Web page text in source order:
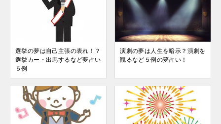
選挙の夢は自己主張の表れ！？
選挙カー・出馬するなど夢占い
５例
演劇の夢は人生を暗示？演劇を
観るなど５例の夢占い！